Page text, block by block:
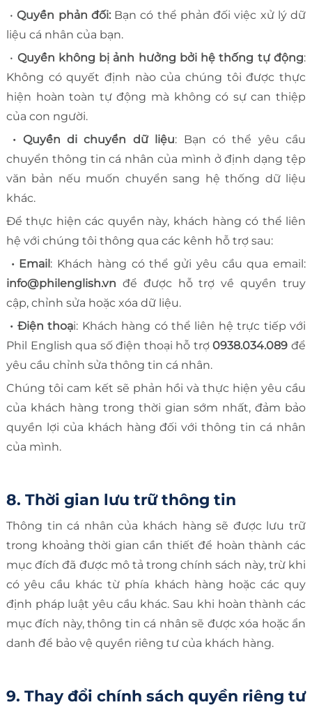
•Quyền phản đối:Bạn có thể phản đối việc xử lý dữ
liệu cá nhân của bạn.
• Quyền không bị ảnh hưởng bởi hệ thống tự động:
Không có quyết định nào của chúng tôi được thực
hiện hoàn toàn tự động mà không có sự can thiệp
của con người.
• Quyền di chuyển dữ liệu: Bạn có thể yêu cầu
chuyển thông tin cá nhân của mình ở định dạng tệp
văn bản nếu muốn chuyển sang hệ thống dữ liệu
khác.
Để thực hiện các quyền này, khách hàng có thể liên
hệ với chúng tôi thông qua các kênh hỗ trợ sau:
• Email : Khách hàng có thể gửi yêu cầu qua email:
info@philenglish.vn để được hỗ trợ về quyền truy
cập, chỉnh sửa hoặc xóa dữ liệu.
• Điện thoại: Khách hàng có thể liên hệ trực tiếp với
Phil English qua số điện thoại hỗ trợ0938.034.089để
yêu cầu chỉnh sửa thông tin cá nhân.
Chúng tôi cam kết sẽ phản hồi và thực hiện yêu cầu
của khách hàng trong thời gian sớm nhất, đảm bảo
quyền lợi của khách hàng đối với thông tin cá nhân
của mình.
8. Thời gian lưu trữ thông tin
Thông tin cá nhân của khách hàng sẽ được lưu trữ
trong khoảng thời gian cần thiết để hoàn thành các
mục đích đã được mô tả trong chính sách này, trừ khi
có yêu cầu khác từ phía khách hàng hoặc các quy
định pháp luật yêu cầu khác. Sau khi hoàn thành các
mục đích này, thông tin cá nhân sẽ được xóa hoặc ẩn
danh để bảo vệ quyền riêng tư của khách hàng.
9. Thay đổi chính sách quyền riêng tư